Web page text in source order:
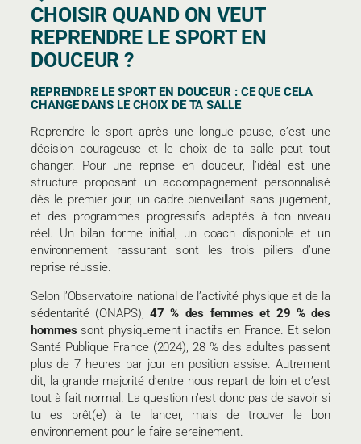
CHOISIR QUAND ON VEUT
REPRENDRE LE SPORT EN
DOUCEUR ?
REPRENDRE LE SPORT EN DOUCEUR : CE QUE CELA
CHANGE DANS LE CHOIX DE TA SALLE
Reprendre le sport après une longue pause, c’est une
décision courageuse et le choix de ta salle peut tout
changer. Pour une reprise en douceur, l’idéal est une
structure proposant un accompagnement personnalisé
dès le premier jour, un cadre bienveillant sans jugement,
et des programmes progressifs adaptés à ton niveau
réel. Un bilan forme initial, un coach disponible et un
environnement rassurant sont les trois piliers d’une
reprise réussie.
Selon l’Observatoire national de l’activité physique et de la
sédentarité (ONAPS), 47 % des femmes et 29 % des
hommes sont physiquement inactifs en France. Et selon
Santé Publique France (2024), 28 % des adultes passent
plus de 7 heures par jour en position assise. Autrement
dit, la grande majorité d’entre nous repart de loin et c’est
tout à fait normal. La question n’est donc pas de savoir si
tu es prêt(e) à te lancer, mais de trouver le bon
environnement pour le faire sereinement.